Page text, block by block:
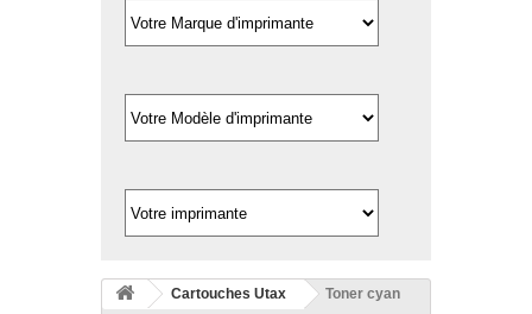
Cartouches Utax
Toner cyan